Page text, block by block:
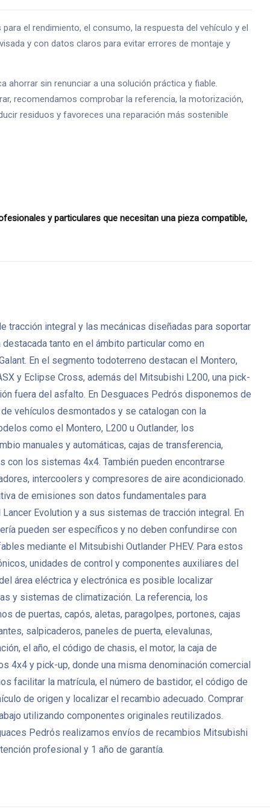
el rendimiento, el consumo, la respuesta del vehículo y el
y con datos claros para evitar errores de montaje y
sin renunciar a una solución práctica y fiable.
recomendamos comprobar la referencia, la motorización,
residuos y favoreces una reparación más sostenible
y particulares que necesitan una pieza compatible,
tracción integral y las mecánicas diseñadas para soportar
tanto en el ámbito particular como en
En el segmento todoterreno destacan el Montero,
y Eclipse Cross, además del Mitsubishi L200, una pick-
fuera del asfalto. En Desguaces Pedrós disponemos de
vehículos desmontados y se catalogan con la
como el Montero, L200 u Outlander, los
manuales y automáticas, cajas de transferencia,
los sistemas 4x4. También pueden encontrarse
intercoolers y compresores de aire acondicionado.
de emisiones son datos fundamentales para
Evolution y a sus sistemas de tracción integral. En
pueden ser específicos y no deben confundirse con
mediante el Mitsubishi Outlander PHEV. Para estos
unidades de control y componentes auxiliares del
área eléctrica y electrónica es posible localizar
y sistemas de climatización. La referencia, los
de puertas, capós, aletas, paragolpes, portones, cajas
salpicaderos, paneles de puerta, elevalunas,
el año, el código de chasis, el motor, la caja de
4x4 y pick-up, donde una misma denominación comercial
facilitar la matrícula, el número de bastidor, el código de
de origen y localizar el recambio adecuado. Comprar
utilizando componentes originales reutilizados.
Pedrós realizamos envíos de recambios Mitsubishi
profesional y 1 año de garantía.